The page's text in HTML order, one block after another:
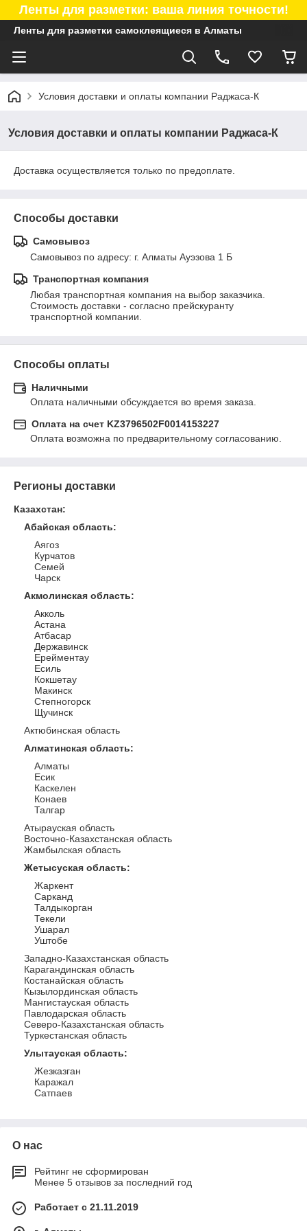
Ленты для разметки: ваша линия точности!
Ленты для разметки самоклеящиеся в Алматы
Условия доставки и оплаты компании Раджаса-К
Условия доставки и оплаты компании Раджаса-К
Доставка осуществляется только по предоплате.
Способы доставки
Самовывоз
Самовывоз по адресу: г. Алматы Ауэзова 1 Б
Транспортная компания
Любая транспортная компания на выбор заказчика.
Стоимость доставки - согласно прейскуранту
транспортной компании.
Способы оплаты
Наличными
Оплата наличными обсуждается во время заказа.
Оплата на счет KZ3796502F0014153227
Оплата возможна по предварительному согласованию.
Регионы доставки
Казахстан:
Абайская область:
Аягоз
Курчатов
Семей
Чарск
Акмолинская область:
Акколь
Астана
Атбасар
Державинск
Ерейментау
Есиль
Кокшетау
Макинск
Степногорск
Щучинск
Актюбинская область
Алматинская область:
Алматы
Есик
Каскелен
Конаев
Талгар
Атырауская область
Восточно-Казахстанская область
Жамбылская область
Жетысуская область:
Жаркент
Сарканд
Талдыкорган
Текели
Ушарал
Уштобе
Западно-Казахстанская область
Карагандинская область
Костанайская область
Кызылординская область
Мангистауская область
Павлодарская область
Северо-Казахстанская область
Туркестанская область
Улытауская область:
Жезказган
Каражал
Сатпаев
О нас
Рейтинг не сформирован
Менее 5 отзывов за последний год
Работает с 21.11.2019